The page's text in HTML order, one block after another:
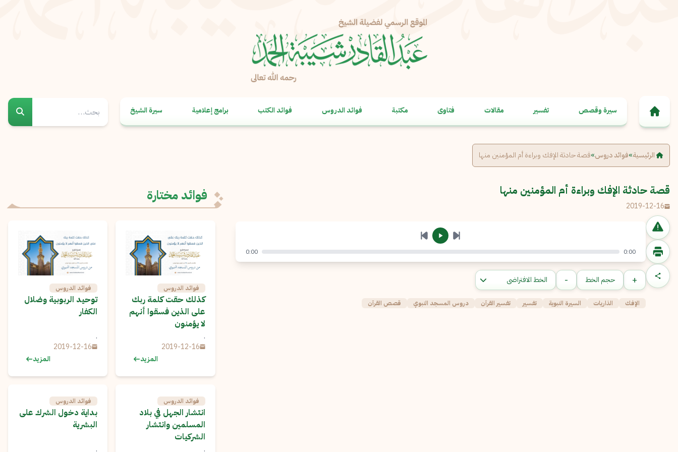
سيرة وقصص تفسير مقالات فتاوى مكتبة فوائد الدروس فوائد الكتب برامج إعلامية سيرة الشيخ
الرئيسية»فوائد دروس»قصة حادثة الإفك وبراءة أم المؤمنين منها
قصة حادثة الإفك وبراءة أم المؤمنين منها
2019-12-16
الإبلاغ عن مشكلة
البريد الإلكتروني*
إرسال
نسخ
0:00
0:00
+ حجم الخط -
الإفك الذاريات السيرة النبوية تفسير تفسير القرآن دروس المسجد النبوي قصص القرآن
فوائد مختارة
فوائد الدروس
كذلك حقت كلمة ربك
على الذين فسقوا أنهم
لا يؤمنون
.
2019-12-16
المزيد
فوائد الدروس
توحيد الربوبية وضلال
الكفار
.
2019-12-16
المزيد
فوائد الدروس
انتشار الجهل في بلاد
المسلمين وانتشار
الشركيات
.
فوائد الدروس
بداية دخول الشرك على
البشرية
.